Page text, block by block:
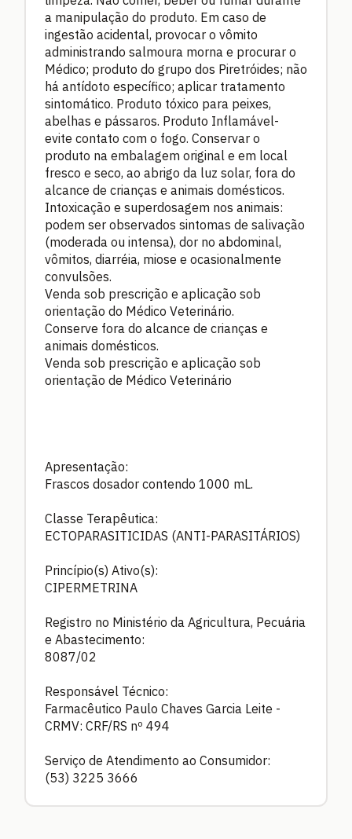
a manipulação do produto. Em caso de
ingestão acidental, provocar o vômito
administrando salmoura morna e procurar o
Médico; produto do grupo dos Piretróides; não
há antídoto específico; aplicar tratamento
sintomático. Produto tóxico para peixes,
abelhas e pássaros. Produto Inflamável-
evite contato com o fogo. Conservar o
produto na embalagem original e em local
fresco e seco, ao abrigo da luz solar, fora do
alcance de crianças e animais domésticos.
Intoxicação e superdosagem nos animais:
podem ser observados sintomas de salivação
(moderada ou intensa), dor no abdominal,
vômitos, diarréia, miose e ocasionalmente
convulsões.
Venda sob prescrição e aplicação sob
orientação do Médico Veterinário.
Conserve fora do alcance de crianças e
animais domésticos.
Venda sob prescrição e aplicação sob
orientação de Médico Veterinário
Apresentação:
Frascos dosador contendo 1000 mL.
Classe Terapêutica:
ECTOPARASITICIDAS (ANTI-PARASITÁRIOS)
Princípio(s) Ativo(s):
CIPERMETRINA
Registro no Ministério da Agricultura, Pecuária
e Abastecimento:
8087/02
Responsável Técnico:
Farmacêutico Paulo Chaves Garcia Leite -
CRMV: CRF/RS nº 494
Serviço de Atendimento ao Consumidor:
(53) 3225 3666